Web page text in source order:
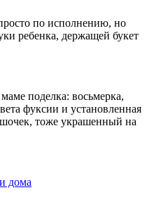
по исполнению, но
ребенка, держащей букет
поделка: восьмерка,
фуксии и установленная
тоже украшенный на
дома